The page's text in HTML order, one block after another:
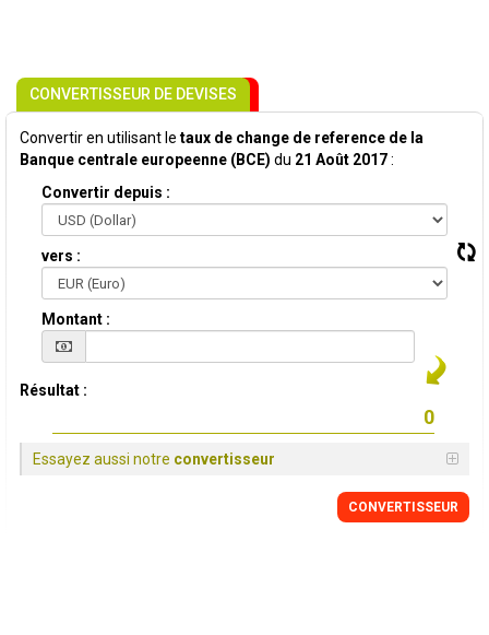
CONVERTISSEUR DE DEVISES
Convertir en utilisant le taux de change de reference de la
Banque centrale europeenne (BCE) du 21 Août 2017:
Convertir depuis :
vers :
Montant :
Résultat :
Essayez aussi notre convertisseur
CONVERTISSEUR